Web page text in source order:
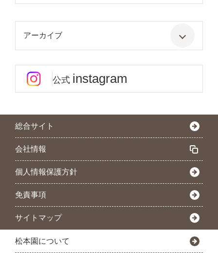
アーカイブ
公式 instagram
総合サイト
会社情報
個人情報保護方針
免責事項
サイトマップ
松本園について